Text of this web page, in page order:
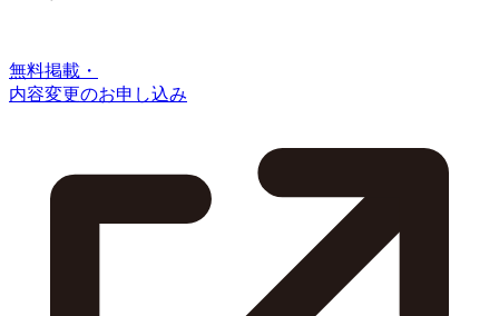
無料掲載・
内容変更のお申し込み